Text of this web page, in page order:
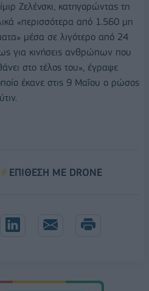
Ζελένσκι, κατηγορώντας τη
«περισσότερα από 1.560 μη
μέσα σε λιγότερο από 24
για κινήσεις ανθρώπων που
στο τέλος του», έγραψε
έκανε στις 9 Μαΐου ο ρώσος
ΕΠΙΘΕΣΗ ΜΕ DRONE